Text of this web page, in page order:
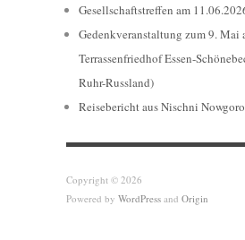
Gesellschaftstreffen am
Gedenkveranstaltung zum 9. Mai
Terrassenfriedhof Essen-
Ruhr-Russland)
Reisebericht aus Nischni
Copyright © 2026
Powered by WordPress and Origin